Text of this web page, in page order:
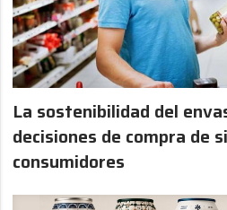
La sostenibilidad del
decisiones de compra de
consumidores